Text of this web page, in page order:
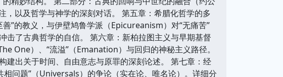
以及哲学与神学的深刻对话。 第五章：希腊化哲学的多
”的教义，与伊壁鸠鲁学派（Epicureanism）对“无痛苦”
击了古典哲学的自信。 第六章：新柏拉图主义与早期基督
One）、“流溢”（Emanation）与回归的神秘主义路径。
建出关于时间、自由意志与原罪的深刻论述。 第七章：经
问题”（Universals）的争论（实在论、唯名论）。详细分